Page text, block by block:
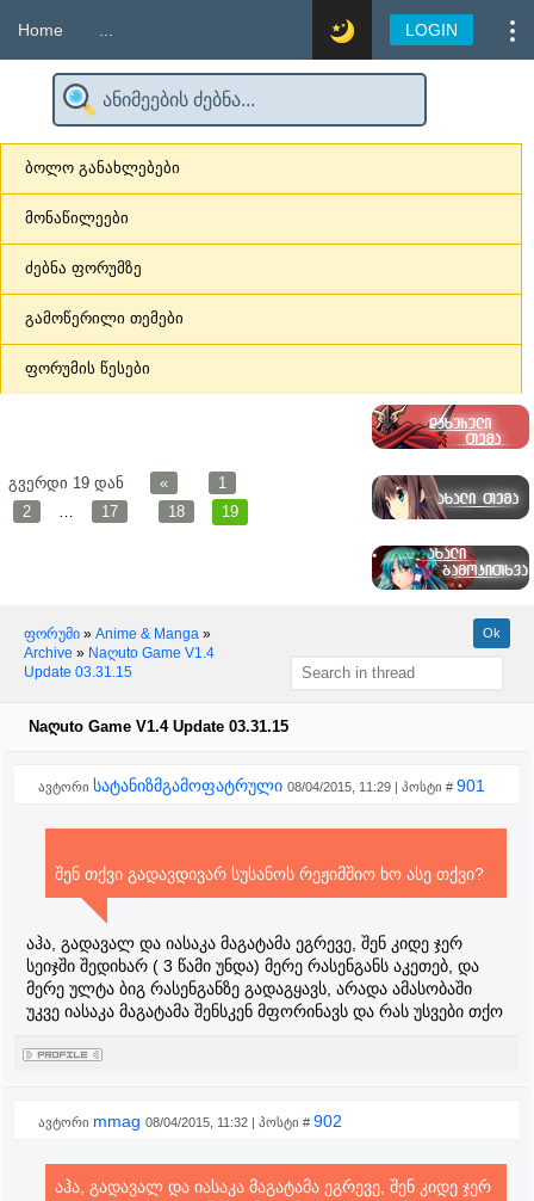
Home LOGIN
ბოლო განახლებები
მონაწილეები
ძებნა ფორუმზე
გამოწერილი თემები
ფორუმის წესები
გვერდი 19 დან «
1
2
… 17 18 19
ფორუმი » Anime & Manga »
Archive » Naღuto Game V1.4
Update 03.31.15
Naღuto Game V1.4 Update 03.31.15
ავტორი სატანიზმგამოფატრული 08/04/2015, 11:29 | პოსტი # 901
შენ თქვი გადავდივარ სუსანოს რეჟიმშიო ხო ასე თქვი?
აჰა, გადავალ და იასაკა მაგატამა ეგრევე, შენ კიდე ჯერ
სეიჯში შედიხარ ( 3 წამი უნდა) მერე რასენგანს აკეთებ, და
მერე ულტა ბიგ რასენგანზე გადაგყავს, არადა ამასობაში
უკვე იასაკა მაგატამა შენსკენ მფორინავს და რას უსვები თქო
ავტორი mmag 08/04/2015, 11:32 | პოსტი # 902
აჰა, გადავალ და იასაკა მაგატამა ეგრევე, შენ კიდე ჯერ